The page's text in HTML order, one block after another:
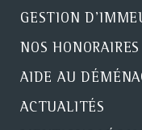
GESTION
NOS HONORAIRES
AIDE AU
ACTUALITÉS